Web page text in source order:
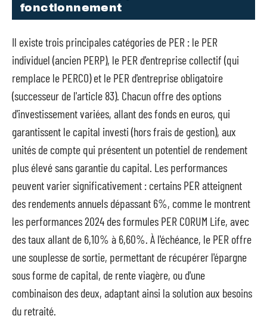
fonctionnement
Il existe trois principales catégories de PER : le PER
individuel (ancien PERP), le PER d'entreprise collectif (qui
remplace le PERCO) et le PER d'entreprise obligatoire
(successeur de l'article 83). Chacun offre des options
d'investissement variées, allant des fonds en euros, qui
garantissent le capital investi (hors frais de gestion), aux
unités de compte qui présentent un potentiel de rendement
plus élevé sans garantie du capital. Les performances
peuvent varier significativement : certains PER atteignent
des rendements annuels dépassant 6%, comme le montrent
les performances 2024 des formules PER CORUM Life, avec
des taux allant de 6,10% à 6,60%. À l'échéance, le PER offre
une souplesse de sortie, permettant de récupérer l'épargne
sous forme de capital, de rente viagère, ou d'une
combinaison des deux, adaptant ainsi la solution aux besoins
du retraité.